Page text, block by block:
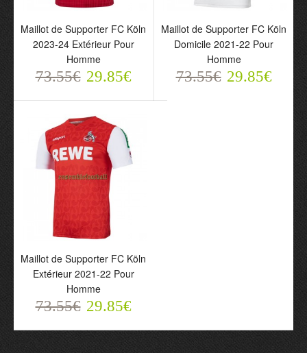
Pour Homme
73.55€ 29.85€
Maillot de Supporter FC
Köln Extérieur 2021-22
Maillot de Supporter FC Köln
2023-24 Extérieur Pour
Homme
73.55€ 29.85€
Maillot de Supporter FC Köln
Domicile 2021-22 Pour
Homme
73.55€ 29.85€
Maillot de Supporter FC Köln
Extérieur 2021-22 Pour
Homme
73.55€ 29.85€